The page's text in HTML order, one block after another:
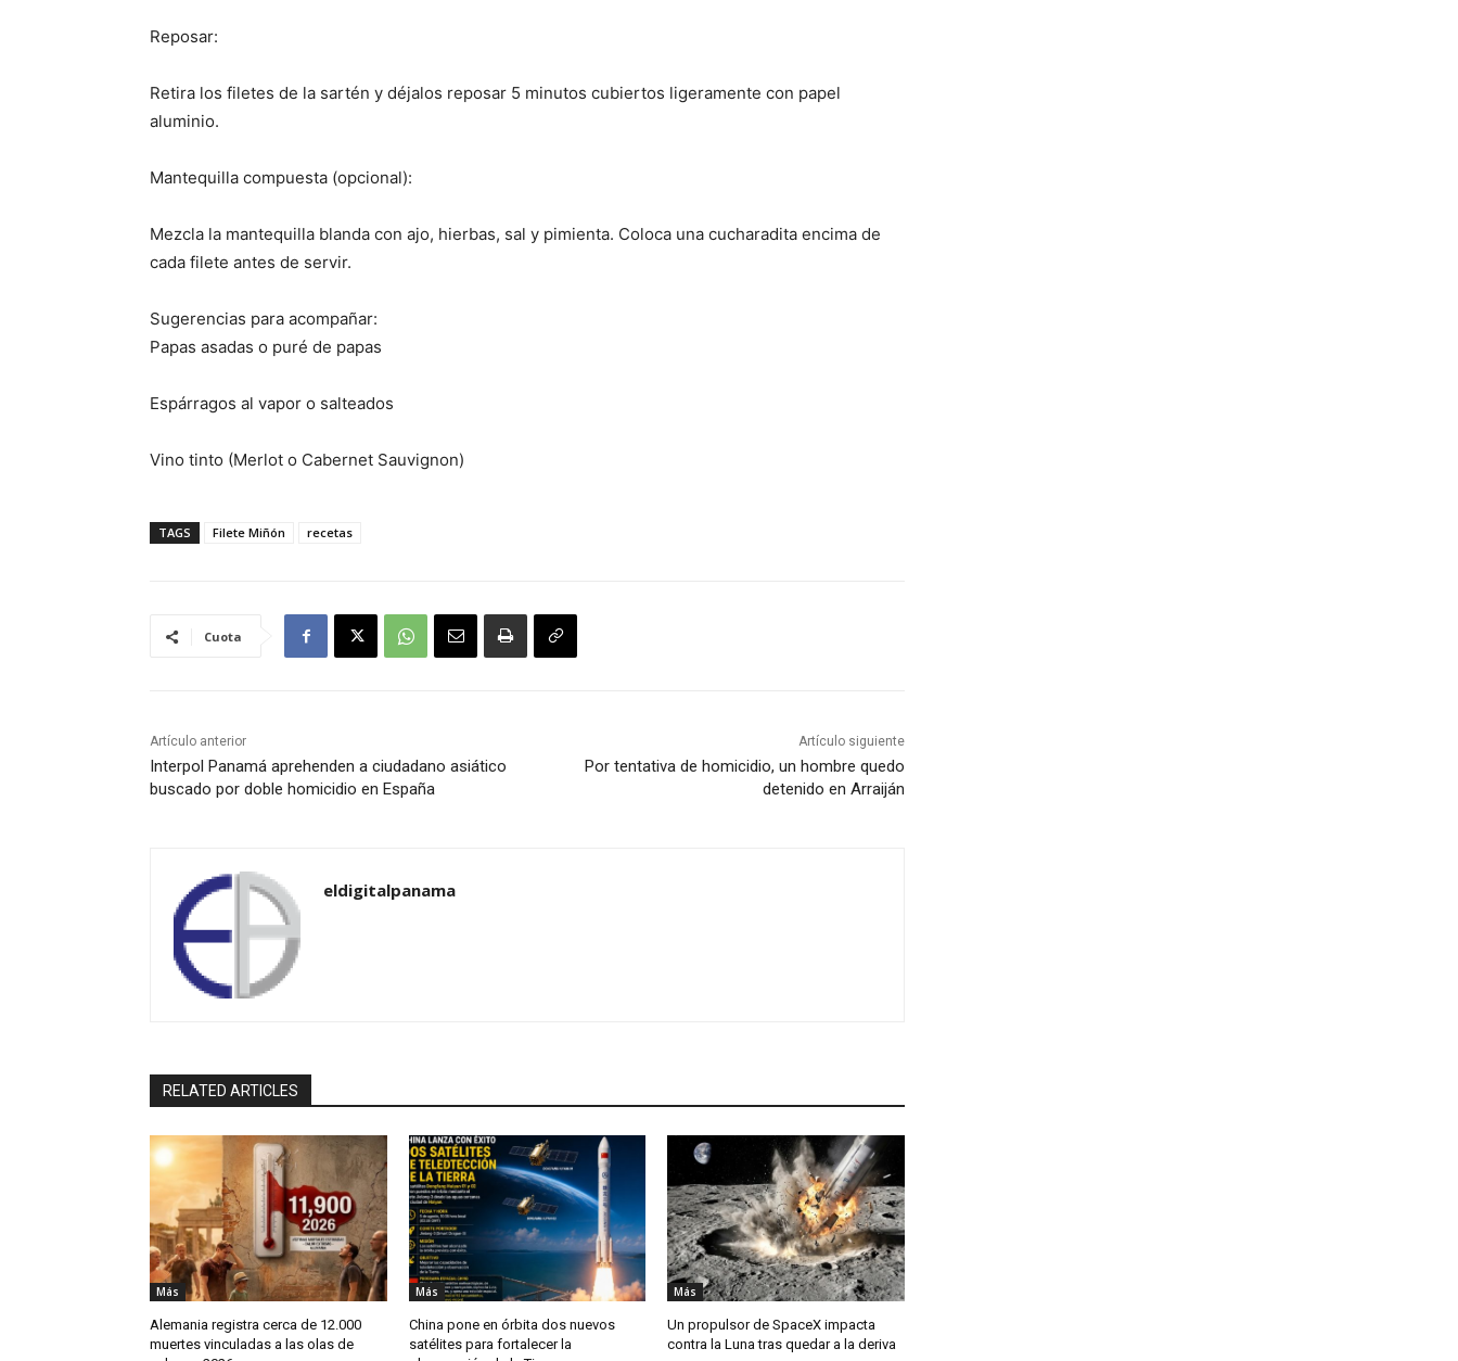
Reposar:
Retira los filetes de la sartén y déjalos reposar 5 minutos cubiertos ligeramente con papel
aluminio.
Mantequilla compuesta (opcional):
Mezcla la mantequilla blanda con ajo, hierbas, sal y pimienta. Coloca una cucharadita encima de
cada filete antes de servir.
Sugerencias para acompañar:
Papas asadas o puré de papas
Espárragos al vapor o salteados
Vino tinto (Merlot o Cabernet Sauvignon)
TAGS Filete Miñón recetas
Cuota
Artículo anterior
Interpol Panamá aprehenden a ciudadano asiático
buscado por doble homicidio en España
Artículo siguiente
Por tentativa de homicidio, un hombre quedo
detenido en Arraiján
eldigitalpanama
RELATED ARTICLES
Más
Alemania registra cerca de 12.000
muertes vinculadas a las olas de
Más
China pone en órbita dos nuevos
satélites para fortalecer la
Más
Un propulsor de SpaceX impacta
contra la Luna tras quedar a la deriva